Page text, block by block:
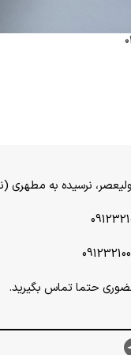
نرسیده به مطهری
حتما تماس بگیرید.